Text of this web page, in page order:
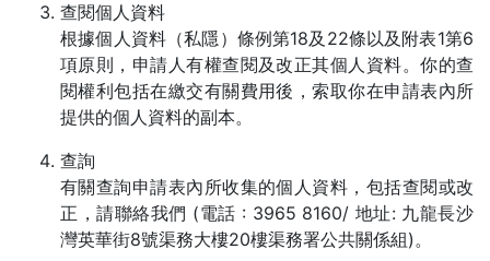
查閱個人資料
根據個人資料（私隱）條例第18及22條以及附表1第6
項原則，申請人有權查閱及改正其個人資料。你的查
閱權利包括在繳交有關費用後，索取你在申請表內所
提供的個人資料的副本。
查詢
有關查詢申請表內所收集的個人資料，包括查閱或改
正，請聯絡我們 (電話 : 3965 8160/ 地址: 九龍長沙
灣英華街8號渠務大樓20樓渠務署公共關係組)。